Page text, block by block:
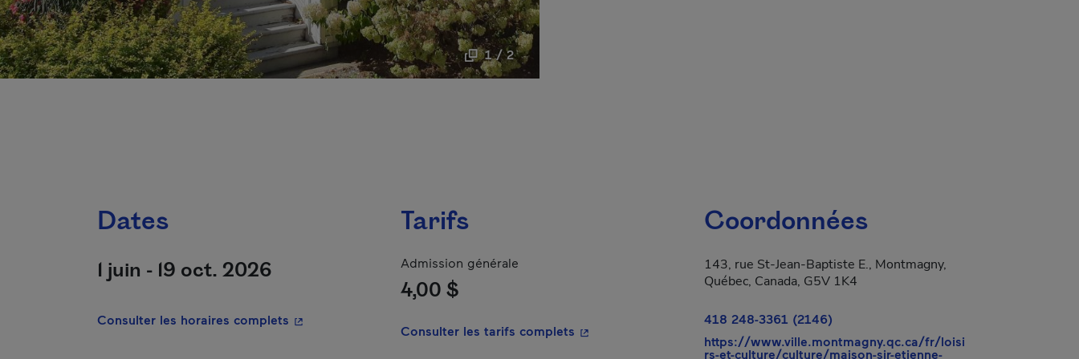
1 / 2
Dates
1 juin - 19 oct. 2026
Consulter les horaires complets - Cet hyperlien s'ouvrira dans une nouvelle fenêtre.
Tarifs
Admission générale
4,00 $
Consulter les tarifs complets - Cet hyperlien s'ouvrira dans une nouvelle fenêtre.
Coordonnées
143, rue St-Jean-Baptiste E., Montmagny,
Québec, Canada, G5V 1K4
418 248-3361 (2146)
https://www.ville.montmagny.qc.ca/fr/loisi
rs-et-culture/culture/maison-sir-etienne-